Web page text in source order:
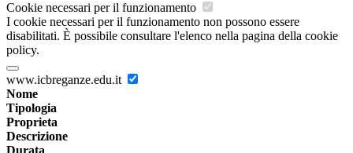
Cookie necessari per il funzionamento
I cookie necessari per il funzionamento non possono essere
disabilitati. È possibile consultare l'elenco nella pagina della cookie
policy.
www.icbreganze.edu.it
Nome
Tipologia
Proprieta
Descrizione